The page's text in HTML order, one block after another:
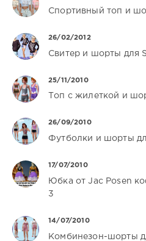
Спортивный топ и
26/02/2012
Свитер и шорты для
25/11/2010
Топ с жилеткой и
26/09/2010
Футболки и шорты
17/07/2010
Юбка от Jac Posen
3
14/07/2010
Комбинезон-шорты